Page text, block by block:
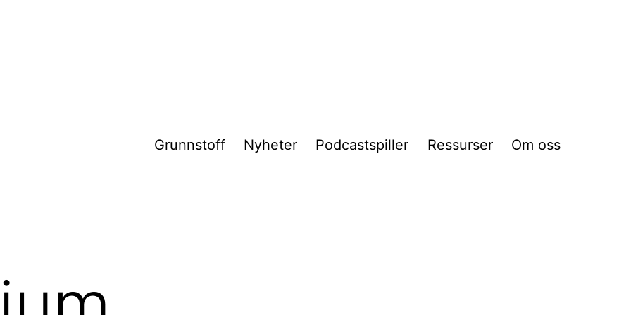
Grunnstoff Nyheter Podcastspiller Ressurser Om oss